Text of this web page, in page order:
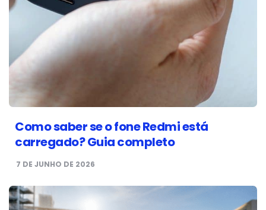
Como saber se o fone Redmi está
carregado? Guia completo
7 DE JUNHO DE 2026